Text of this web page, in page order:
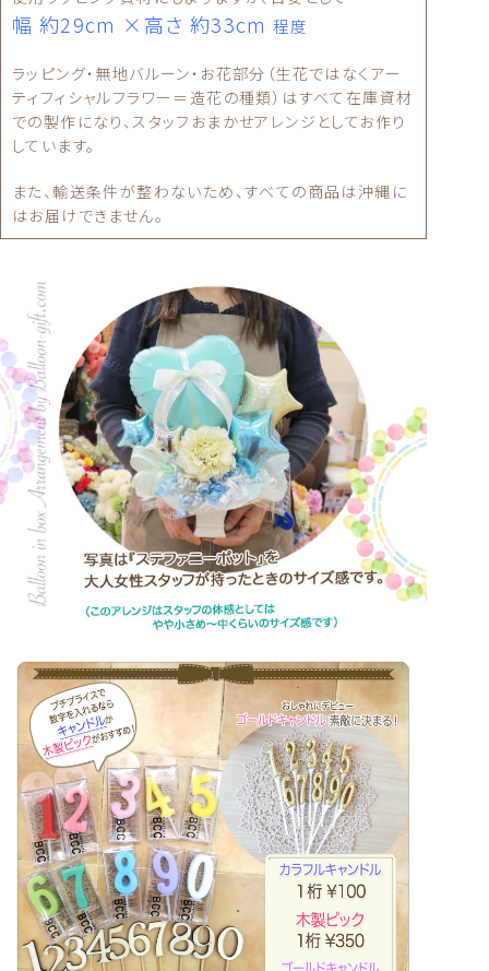
幅 約29cm ×高さ 約33cm程度
ラッピング・無地バルーン・お花部分（生花ではなくアー
ティフィシャルフラワー＝造花の種類）はすべて在庫資材
での製作になり、スタッフおまかせアレンジとしてお作り
しています。
また、輸送条件が整わないため、すべての商品は沖縄に
はお届けできません。